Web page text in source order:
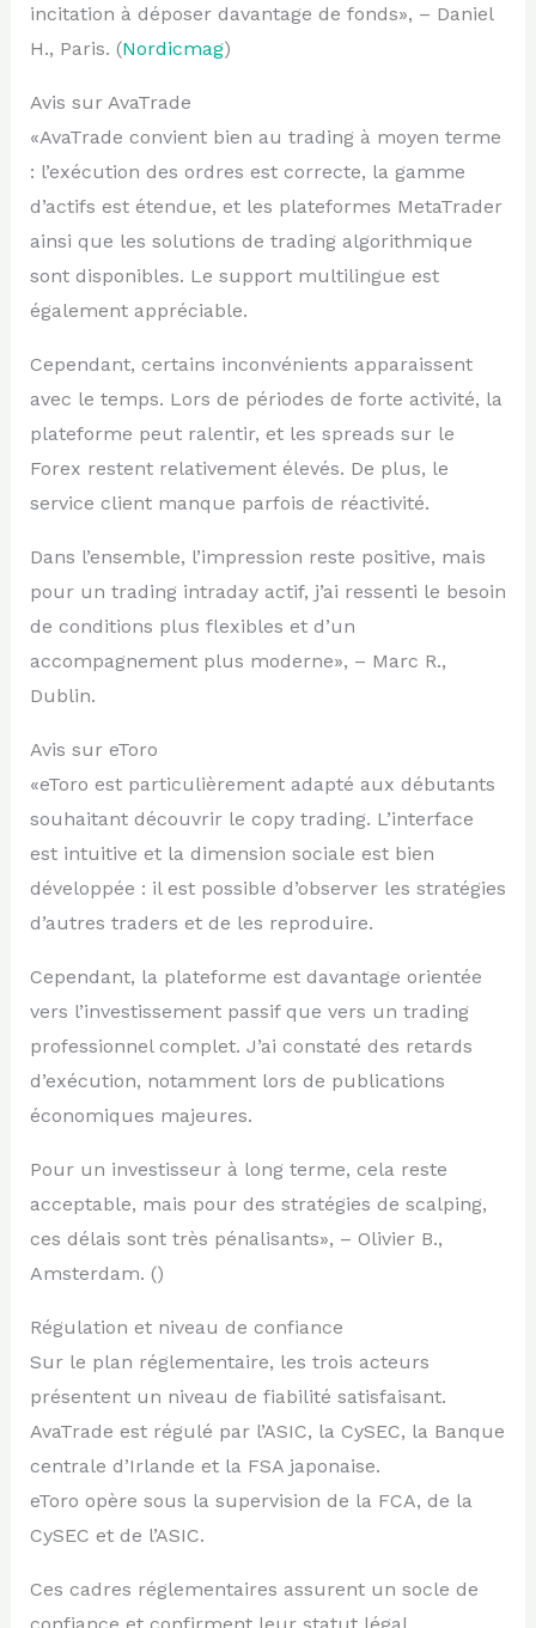
incitation à déposer davantage de fonds», – Daniel
H., Paris. (Nordicmag)
Avis sur AvaTrade
«AvaTrade convient bien au trading à moyen terme
: l’exécution des ordres est correcte, la gamme
d’actifs est étendue, et les plateformes MetaTrader
ainsi que les solutions de trading algorithmique
sont disponibles. Le support multilingue est
également appréciable.
Cependant, certains inconvénients apparaissent
avec le temps. Lors de périodes de forte activité, la
plateforme peut ralentir, et les spreads sur le
Forex restent relativement élevés. De plus, le
service client manque parfois de réactivité.
Dans l’ensemble, l’impression reste positive, mais
pour un trading intraday actif, j’ai ressenti le besoin
de conditions plus flexibles et d’un
accompagnement plus moderne», – Marc R.,
Dublin.
Avis sur eToro
«eToro est particulièrement adapté aux débutants
souhaitant découvrir le copy trading. L’interface
est intuitive et la dimension sociale est bien
développée : il est possible d’observer les stratégies
d’autres traders et de les reproduire.
Cependant, la plateforme est davantage orientée
vers l’investissement passif que vers un trading
professionnel complet. J’ai constaté des retards
d’exécution, notamment lors de publications
économiques majeures.
Pour un investisseur à long terme, cela reste
acceptable, mais pour des stratégies de scalping,
ces délais sont très pénalisants», – Olivier B.,
Amsterdam. ()
Régulation et niveau de confiance
Sur le plan réglementaire, les trois acteurs
présentent un niveau de fiabilité satisfaisant.
AvaTrade est régulé par l’ASIC, la CySEC, la Banque
centrale d’Irlande et la FSA japonaise.
eToro opère sous la supervision de la FCA, de la
CySEC et de l’ASIC.
Ces cadres réglementaires assurent un socle de